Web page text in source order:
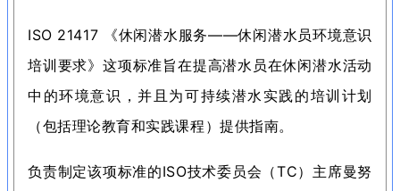
ISO 21417 《休闲潜水服务——休闲潜水员环境意识
培训要求》这项标准旨在提高潜水员在休闲潜水活动
中的环境意识，并且为可持续潜水实践的培训计划
（包括理论教育和实践课程）提供指南。
负责制定该项标准的ISO技术委员会（TC）主席曼努